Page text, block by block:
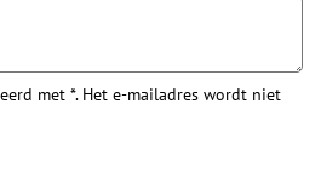
met *. Het e-mailadres wordt niet